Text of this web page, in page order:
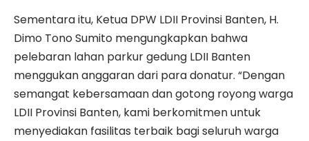
Sementara itu, Ketua DPW LDII Provinsi Banten, H.
Dimo Tono Sumito mengungkapkan bahwa
pelebaran lahan parkur gedung LDII Banten
menggukan anggaran dari para donatur. “Dengan
semangat kebersamaan dan gotong royong warga
LDII Provinsi Banten, kami berkomitmen untuk
menyediakan fasilitas terbaik bagi seluruh warga